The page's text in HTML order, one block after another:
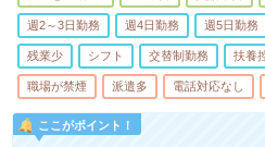
週2～3日勤務 週4日勤務 週5日勤務
残業少 シフト 交替制勤務 扶養
職場が禁煙 派遣多 電話対応なし
ここがポイント！